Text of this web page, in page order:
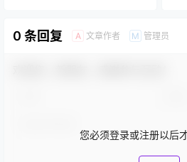
0 条回复 A 文章作者 M 管理员
您必须登录或注册以后